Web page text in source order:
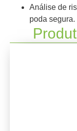
Análise de
poda segura.